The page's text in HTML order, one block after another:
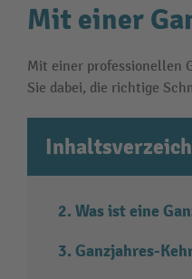
Mit einer
Mit einer professionellen
Sie dabei, die richtige
Was ist eine
Ganzjahres-